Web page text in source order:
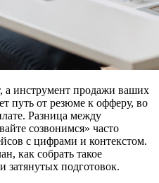
а инструмент продажи ваших
путь от резюме к офферу, во
Разница между
созвонимся» часто
с цифрами и контекстом.
как собрать такое
затянутых подготовок.